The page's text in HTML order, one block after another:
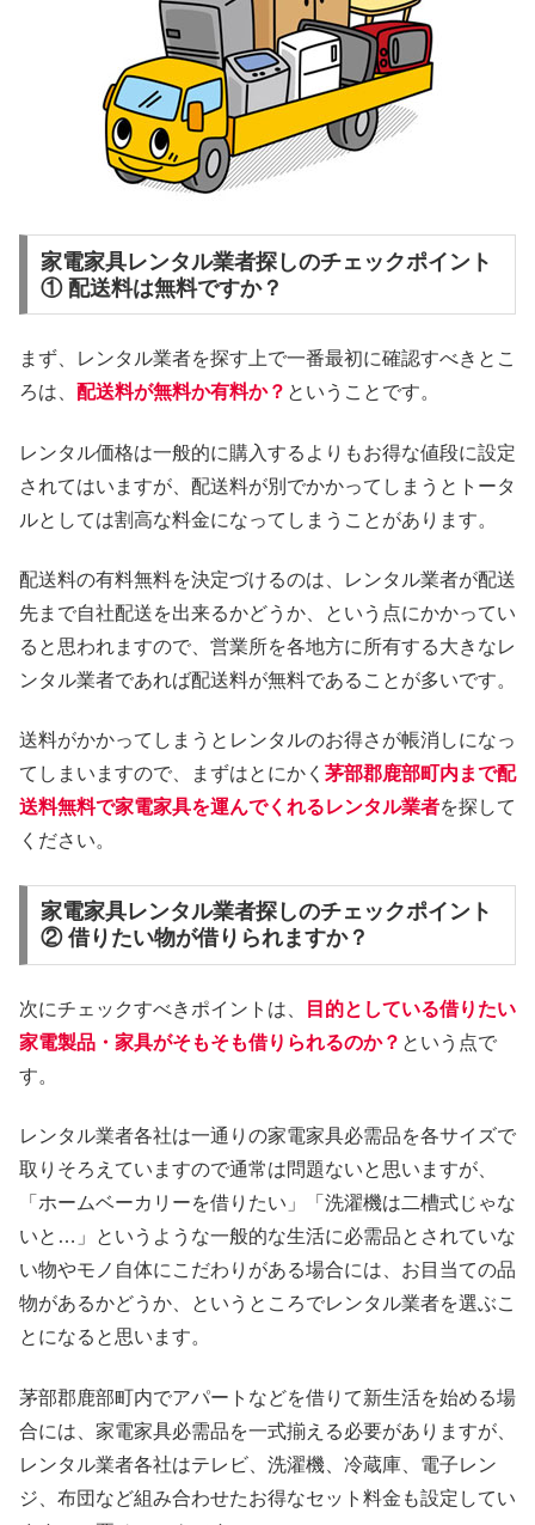
家電家具レンタル業者探しのチェックポイント
① 配送料は無料ですか？
まず、レンタル業者を探す上で一番最初に確認すべきとこ
ろは、 配送料が無料か有料か？ ということです。
レンタル価格は一般的に購入するよりもお得な値段に設定
されてはいますが、配送料が別でかかってしまうとトータ
ルとしては割高な料金になってしまうことがあります。
配送料の有料無料を決定づけるのは、レンタル業者が配送
先まで自社配送を出来るかどうか、という点にかかってい
ると思われますので、営業所を各地方に所有する大きなレ
ンタル業者であれば配送料が無料であることが多いです。
送料がかかってしまうとレンタルのお得さが帳消しになっ
てしまいますので、まずはとにかく 茅部郡鹿部町内まで配
送料無料で家電家具を運んでくれるレンタル業者を探して
ください。
家電家具レンタル業者探しのチェックポイント
② 借りたい物が借りられますか？
次にチェックすべきポイントは、
目的としている借りたい
家電製品・家具がそもそも借りられるのか？ という点で
す。
レンタル業者各社は一通りの家電家具必需品を各サイズで
取りそろえていますので通常は問題ないと思いますが、
「ホームベーカリーを借りたい」「洗濯機は二槽式じゃな
いと…」というような一般的な生活に必需品とされていな
い物やモノ自体にこだわりがある場合には、お目当ての品
物があるかどうか、というところでレンタル業者を選ぶこ
とになると思います。
茅部郡鹿部町内でアパートなどを借りて新生活を始める場
合には、家電家具必需品を一式揃える必要がありますが、
レンタル業者各社はテレビ、洗濯機、冷蔵庫、電子レン
ジ、布団など組み合わせたお得なセット料金も設定してい